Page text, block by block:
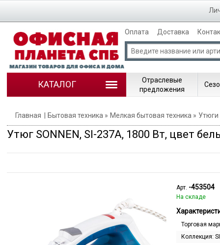
Оплата Доставка
КАТАЛОГ
Отраслевые
предложения
Главная Бытовая техника Мелкая бытовая техника Утюги
Утюг SONNEN, SI-237A, 1800 Вт, цвет
Арт. -453504
На складе
Торговая
Коллекция: